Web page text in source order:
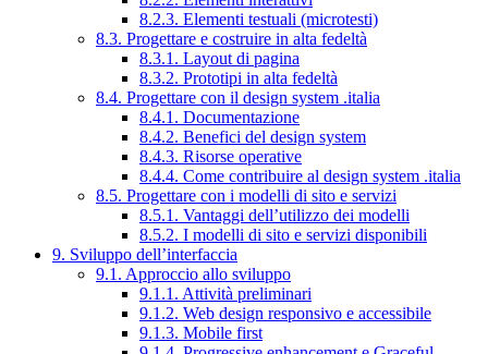
8.2.3. Elementi testuali (microtesti)
8.3. Progettare e costruire in alta fedeltà
8.3.1. Layout di pagina
8.3.2. Prototipi in alta fedeltà
8.4. Progettare con il design system .italia
8.4.1. Documentazione
8.4.2. Benefici del design system
8.4.3. Risorse operative
8.4.4. Come contribuire al design system .italia
8.5. Progettare con i modelli di sito e servizi
8.5.1. Vantaggi dell’utilizzo dei modelli
8.5.2. I modelli di sito e servizi disponibili
9. Sviluppo dell’interfaccia
9.1. Approccio allo sviluppo
9.1.1. Attività preliminari
9.1.2. Web design responsivo e accessibile
9.1.3. Mobile first